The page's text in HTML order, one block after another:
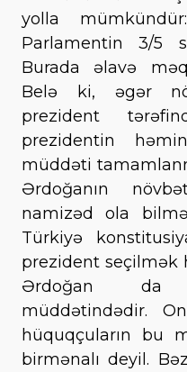
yolla
Parlamentin 3/5
Burada əlavə
Belə ki, əgər
prezident
prezidentin
müddəti
Ərdoğanın
namizəd ola
Türkiyə
prezident seçilmək
Ərdoğan da
müddətindədir.
hüquqçuların bu
birmənalı deyil.